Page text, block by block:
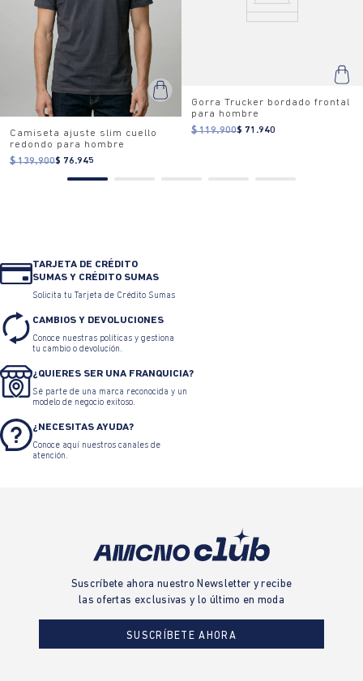
Camiseta ajuste slim cuello
redondo para hombre
$ 139.900$ 76.945
Gorra Trucker bordado frontal
para hombre
$ 119.900$ 71.940
TARJETA DE CRÉDITO
SUMAS Y CRÉDITO SUMAS
Solicita tu Tarjeta de Crédito Sumas
CAMBIOS Y DEVOLUCIONES
Conoce nuestras políticas y gestiona
tu cambio o devolución.
¿QUIERES SER UNA FRANQUICIA?
Sé parte de una marca reconocida y un
modelo de negocio exitoso.
¿NECESITAS AYUDA?
Conoce aquí nuestros canales de
atención.
Suscríbete ahora nuestro Newsletter y recibe
las ofertas exclusivas y lo último en moda
SUSCRÍBETE AHORA